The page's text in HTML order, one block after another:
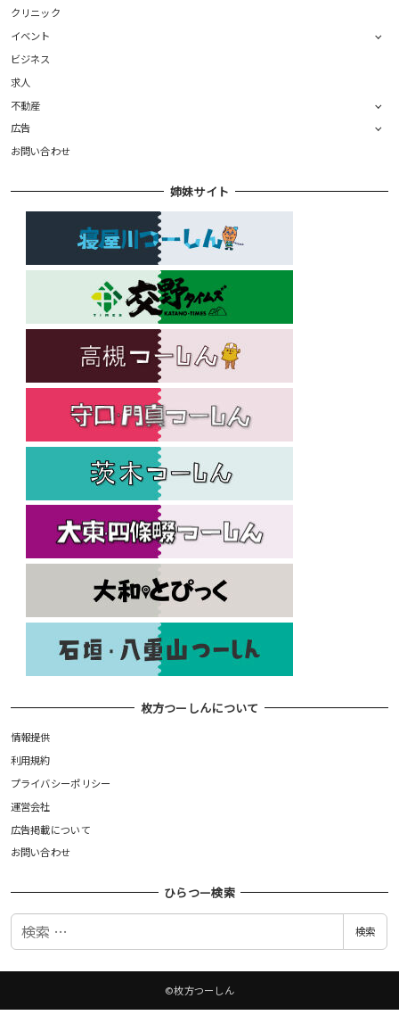
クリニック
イベント
ビジネス
求人
不動産
広告
お問い合わせ
姉妹サイト
枚方つーしんについて
情報提供
利用規約
プライバシーポリシー
運営会社
広告掲載について
お問い合わせ
ひらつー検索
検
検索
©枚方つーしん